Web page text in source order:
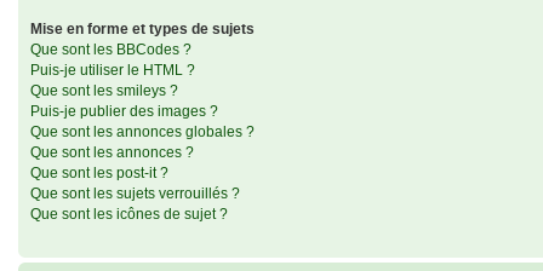
Mise en forme et types de sujets
Que sont les BBCodes ?
Puis-je utiliser le HTML ?
Que sont les smileys ?
Puis-je publier des images ?
Que sont les annonces globales ?
Que sont les annonces ?
Que sont les post-it ?
Que sont les sujets verrouillés ?
Que sont les icônes de sujet ?